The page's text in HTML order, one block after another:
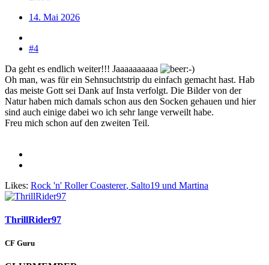
14. Mai 2026
#4
Da geht es endlich weiter!!! Jaaaaaaaaaa
Oh man, was für ein Sehnsuchtstrip du einfach gemacht hast. Hab
das meiste Gott sei Dank auf Insta verfolgt. Die Bilder von der
Natur haben mich damals schon aus den Socken gehauen und hier
sind auch einige dabei wo ich sehr lange verweilt habe.
Freu mich schon auf den zweiten Teil.
Likes: Rock 'n' Roller Coasterer, Salto19 und Martina
ThrillRider97
CF Guru